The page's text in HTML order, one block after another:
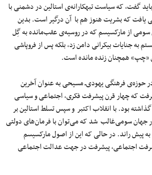
گفت، که سیاست تبهکارانه‌ی استالین در دشمنی با
یافت که بشریت هنوز هم با آن درگیر است. بدین
از مارکسیسم که در روسیه‌ی عقب‌مانده به گِل
به جنایات بیکرانی دامن زد، بلکه پس از فروپاشی
«چپ» همچنان زنده مانده است.
حوز‌ه‌ی فرهنگی یهودی‌ـ مسیحی به عنوان آخرین
که چهار قرن پیشرفت فکری، اجتماعی و سیاسی
بود. با انقلاب اکتبر و سپس تسلط استالین بر
جهان سومی‌غالب شد که می‌توان با فرمان‌های دولتی
به پیش راند. در حالی که این از اصول مارکسیسم
اجتماعی، پیشرفت در جهت عدالت اجتماعی